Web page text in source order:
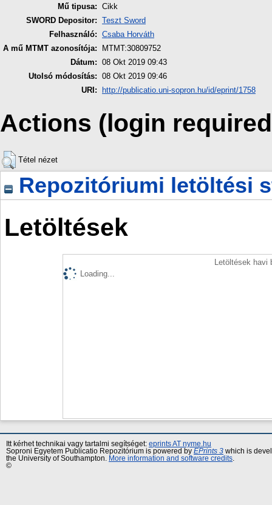
Mű tipusa: Cikk
SWORD Depositor: Teszt Sword
Felhasználó: Csaba Horváth
A mű MTMT azonosítója:
MTMT:30809752
Dátum: 08 Okt 2019 09:43
Utolsó módosítás: 08 Okt 2019 09:46
URI:
http://publicatio.uni-sopron.hu/id/eprint/1758
Actions (login
Tétel nézet
Repozitóriumi letöltési
Letöltések
Letöltések havi
Loading...
Itt kérhet technikai vagy tartalmi segítséget: eprints AT nyme.hu
Soproni Egyetem Publicatio Repozitórium is powered by EPrints 3 which is
the University of Southampton.
More information and software credits
©